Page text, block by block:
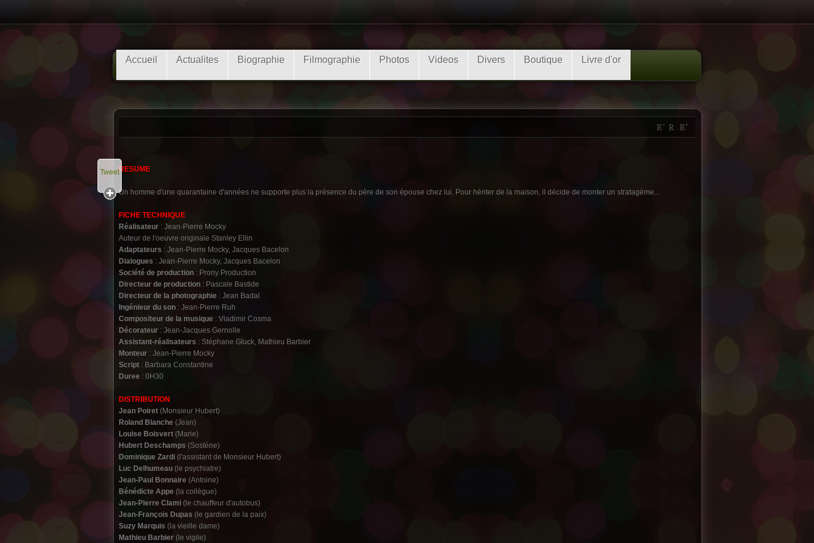
Accueil Actualites Biographie Filmographie Photos Videos Divers Boutique Livre d'or
RESUME
Un homme d'une quarantaine d'années ne supporte plus la présence du père de son épouse chez lui. Pour hériter de la maison, il décide de monter un stratagème...
FICHE TECHNIQUE
Réalisateur : Jean-Pierre Mocky
Auteur de l'oeuvre originale Stanley Ellin
Adaptateurs : Jean-Pierre Mocky, Jacques Bacelon
Dialogues : Jean-Pierre Mocky, Jacques Bacelon
Société de production : Prony Production
Directeur de production : Pascale Bastide
Directeur de la photographie : Jean Badal
Ingénieur du son : Jean-Pierre Ruh
Compositeur de la musique : Vladimir Cosma
Décorateur : Jean-Jacques Gernolle
Assistant-réalisateurs : Stéphane Gluck, Mathieu Barbier
Monteur : Jean-Pierre Mocky
Script : Barbara Constantine
Duree : 0H30
DISTRIBUTION
Jean Poiret (Monsieur Hubert)
Roland Blanche (Jean)
Louise Boisvert (Marie)
Hubert Deschamps (Sostène)
Dominique Zardi (l'assistant de Monsieur Hubert)
Luc Delhumeau (le psychiatre)
Jean-Paul Bonnaire (Antoine)
Bénédicte Appe (la collègue)
Jean-Pierre Clami (le chauffeur d'autobus)
Jean-François Dupas (le gardien de la paix)
Suzy Marquis (la vieille dame)
Mathieu Barbier (le vigile)
Tweet